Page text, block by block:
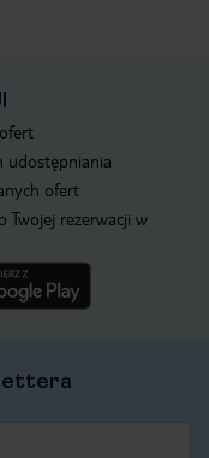
udostępniania
ofert
Twojej rezerwacji w